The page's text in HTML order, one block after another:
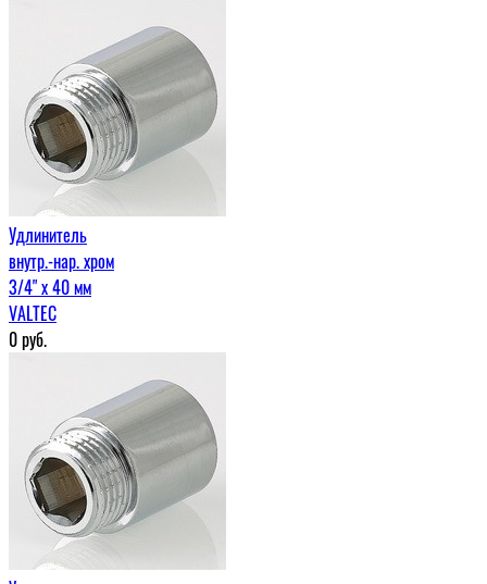
Удлинитель
внутр.-нар. хром
3/4" х 40 мм
VALTEC
0руб.